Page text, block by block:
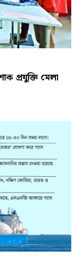
প্রযুক্তি মেলা